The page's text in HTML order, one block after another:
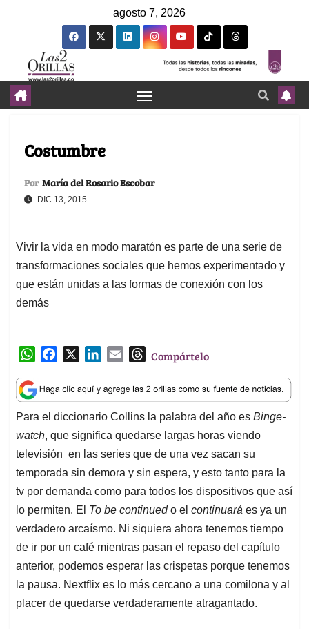
agosto 7, 2026
Costumbre
Por María del Rosario Escobar
DIC 13, 2015
Vivir la vida en modo maratón es parte de una serie de
transformaciones sociales que hemos experimentado y
que están unidas a las formas de conexión con los
demás
W
a
t
s
A
p
p
c
e
b
o
o
k
n
k
e
d
I
n
a
i
l
T
r
e
a
d
s
Compártelo
Para el diccionario Collins la palabra del año es Binge-
watch, que significa quedarse largas horas viendo
televisión en las series que de una vez sacan su
temporada sin demora y sin espera, y esto tanto para la
tv por demanda como para todos los dispositivos que así
lo permiten. El To be continuedo el continuará es ya un
verdadero arcaísmo. Ni siquiera ahora tenemos tiempo
de ir por un café mientras pasan el repaso del capítulo
anterior, podemos esperar las crispetas porque tenemos
la pausa. Nextflix es lo más cercano a una comilona y al
placer de quedarse verdaderamente atragantado.